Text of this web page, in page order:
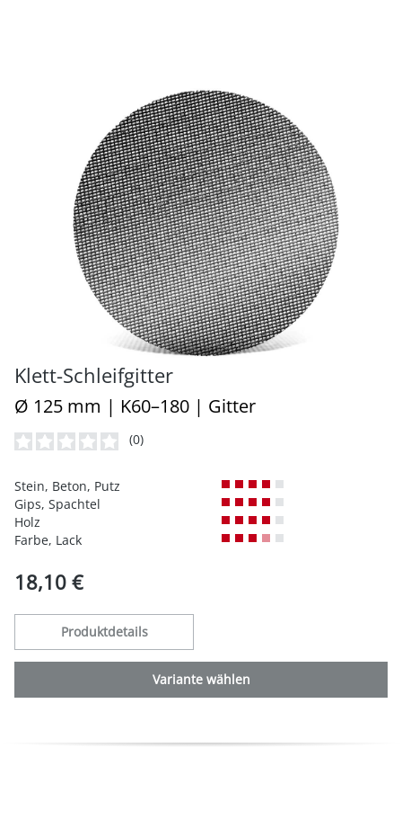
Klett-Schleifgitter
Ø 125 mm | K60–180 | Gitter
(0)
Stein, Beton, Putz
Gips, Spachtel
Holz
Farbe, Lack
18,10 €
Produktdetails
Variante wählen